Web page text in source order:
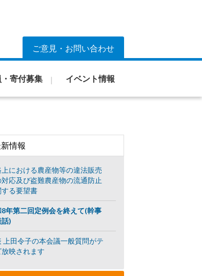
ご意見・お問い合わせ
寄付募集 イベント情報
情報
における農産物等の違法販売
応及び盗難農産物の流通防止
する要望書
年第二回定例会を終えて(幹事
)
上田令子の本会議一般質問がテ
放映されます